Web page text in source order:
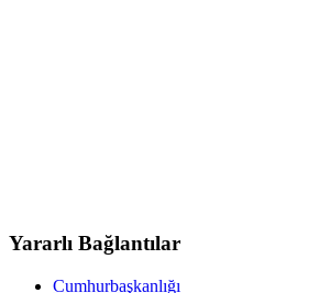
Yararlı Bağlantılar
Cumhurbaşkanlığı